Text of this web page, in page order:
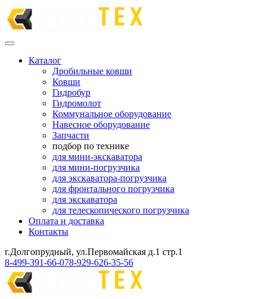
Каталог
Дробильные ковши
Ковши
Гидробур
Гидромолот
Коммунальное оборудование
Навесное оборудование
Запчасти
подбор по технике
для мини-экскаватора
для мини-погрузчика
для экскаватора-погрузчика
для фронтального погрузчика
для экскаватора
для телескопического погрузчика
Оплата и доставка
Контакты
г.Долгопрудный, ул.Первомайская д.1 стр.1
8-499-391-66-078-929-626-35-56